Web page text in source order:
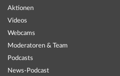
Aktionen
Videos
Webcams
Moderatoren & Team
Podcasts
News-Podcast